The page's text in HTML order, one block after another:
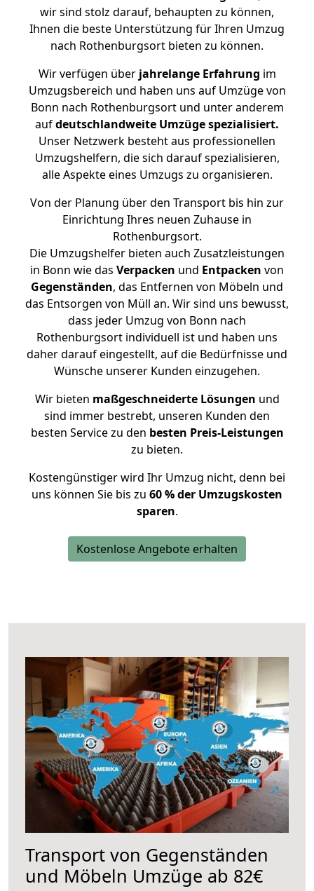
wir sind stolz darauf, behaupten zu können,
Ihnen die beste Unterstützung für Ihren Umzug
nach Rothenburgsort bieten zu können.
Wir verfügen überjahrelange Erfahrung im
Umzugsbereich und haben uns auf Umzüge von
Bonn nach Rothenburgsort und unter anderem
aufdeutschlandweite Umzüge spezialisiert.
Unser Netzwerk besteht aus professionellen
Umzugshelfern, die sich darauf spezialisieren,
alle Aspekte eines Umzugs zu organisieren.
Von der Planung über den Transport bis hin zur
Einrichtung Ihres neuen Zuhause in
Rothenburgsort.
Die Umzugshelfer bieten auch Zusatzleistungen
in Bonn wie das Verpacken und Entpacken von
Gegenständen, das Entfernen von Möbeln und
das Entsorgen von Müll an. Wir sind uns bewusst,
dass jeder Umzug von Bonn nach
Rothenburgsort individuell ist und haben uns
daher darauf eingestellt, auf die Bedürfnisse und
Wünsche unserer Kunden einzugehen.
Wir bieten maßgeschneiderte Lösungen und
sind immer bestrebt, unseren Kunden den
besten Service zu den besten Preis-Leistungen
zu bieten.
Kostengünstiger wird Ihr Umzug nicht, denn bei
uns können Sie bis zu 60 % der Umzugskosten
sparen.
Kostenlose Angebote erhalten
Transport von Gegenständen
und Möbeln Umzüge ab 82€